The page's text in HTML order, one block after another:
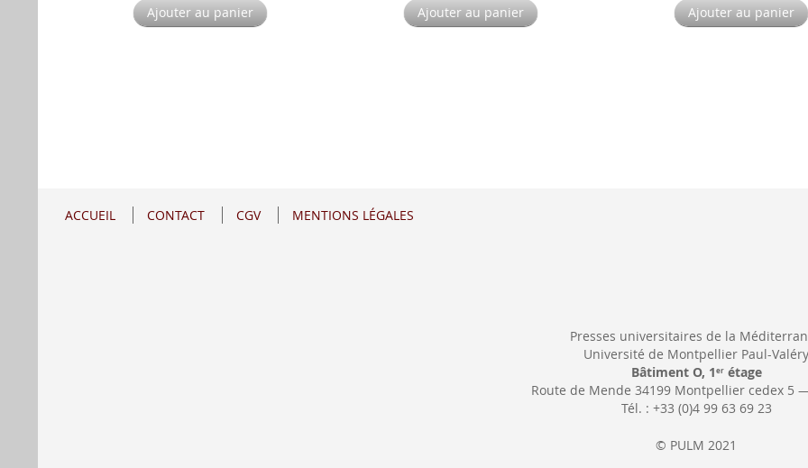
Ajouter au panier Ajouter au panier Ajouter au panier
ACCUEIL CONTACT CGV MENTIONS LÉGALES
Presses universitaires de la
Université de Montpellier Paul-Valéry
Bâtiment O, 1 erétage
Route de Mende 34199 Montpellier cedex 5 —
Tél. : +33 (0)4 99 63 69 23
© PULM 2021